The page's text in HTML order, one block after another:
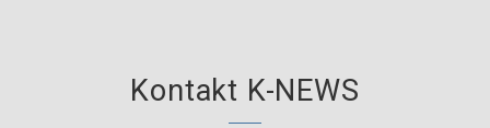
Kontakt K-NEWS